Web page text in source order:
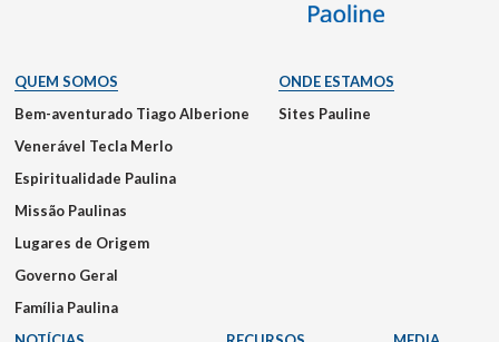
QUEM SOMOS
Bem-aventurado Tiago Alberione
Venerável Tecla Merlo
Espiritualidade Paulina
Missão Paulinas
Lugares de Origem
Governo Geral
Família Paulina
ONDE ESTAMOS
Sites Pauline